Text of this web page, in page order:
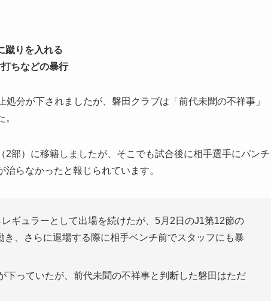
蹴りを入れる
ちなどの暴行
分が下されましたが、磐田クラブは「前代未聞の不祥事」
部）に移籍しましたが、そこでも試合後に相手選手にパンチ
らなかったと報じられています。
ギュラーとして出場を続けたが、5月2日のJ1第12節の
、さらに退場する際に相手ベンチ前でスタッフにも暴
っていたが、前代未聞の不祥事と判断した磐田はただ